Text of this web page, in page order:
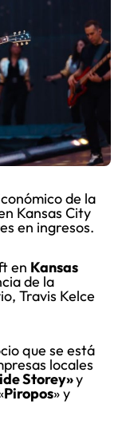
de la
Kansas City
en ingresos.
en Kansas
de la
Travis Kelce
que se está
locales
Storey»y
Piropos» y